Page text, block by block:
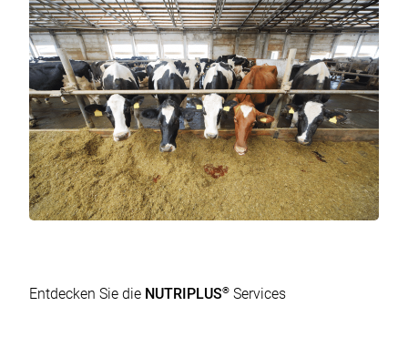
Entdecken Sie die NUTRIPLUS® Services